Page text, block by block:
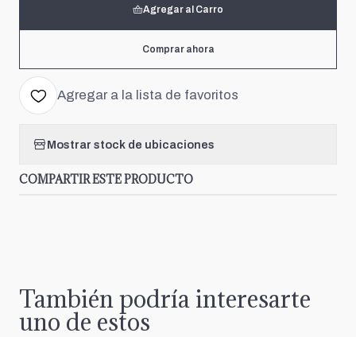
Agregar al Carro
Comprar ahora
Agregar a la lista de favoritos
Mostrar stock de ubicaciones
COMPARTIR ESTE PRODUCTO
También podría interesarte
uno de estos